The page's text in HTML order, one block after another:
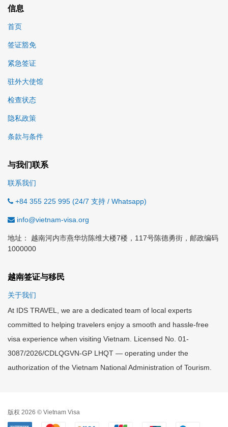
信息
首页
签证豁免
紧急签证
驻外大使馆
检查状态
隐私政策
条款与条件
与我们联系
联系我们
+84 355 225 995 (24/7 支持 / Whatsapp)
info@vietnam-visa.org
地址： 越南河内市燕华坊陈维大楼7楼，117号陈德勇街，邮政编码
1000000
越南签证与移民
关于我们
At IDS TRAVEL, we are a dedicated team of local experts
committed to helping travelers enjoy a smooth and hassle-free
visa experience when visiting Vietnam. Licensed No. 01-
3087/2026/CDLQGVN-GP LHQT — operating under the
authorization of the Vietnam National Administration of Tourism.
版权 2026 © Vietnam Visa